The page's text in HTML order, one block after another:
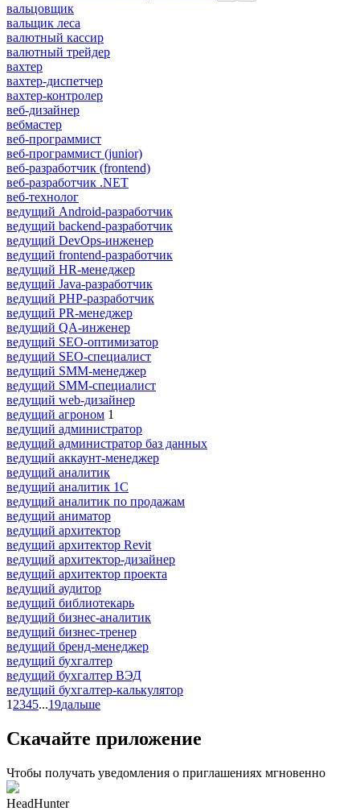
вальцовщик
вальщик леса
валютный кассир
валютный трейдер
вахтер
вахтер-диспетчер
вахтер-контролер
веб-дизайнер
вебмастер
веб-программист
веб-программист (junior)
веб-разработчик (frontend)
веб-разработчик .NET
веб-технолог
ведущий Android-разработчик
ведущий backend-разработчик
ведущий DevOps-инженер
ведущий frontend-разработчик
ведущий HR-менеджер
ведущий Java-разработчик
ведущий PHP-разработчик
ведущий PR-менеджер
ведущий QA-инженер
ведущий SEO-оптимизатор
ведущий SEO-специалист
ведущий SMM-менеджер
ведущий SMM-специалист
ведущий web-дизайнер
ведущий агроном 1
ведущий администратор
ведущий администратор баз данных
ведущий аккаунт-менеджер
ведущий аналитик
ведущий аналитик 1С
ведущий аналитик по продажам
ведущий аниматор
ведущий архитектор
ведущий архитектор Revit
ведущий архитектор-дизайнер
ведущий архитектор проекта
ведущий аудитор
ведущий библиотекарь
ведущий бизнес-аналитик
ведущий бизнес-тренер
ведущий бренд-менеджер
ведущий бухгалтер
ведущий бухгалтер ВЭД
ведущий бухгалтер-калькулятор
1 2345...19дальше
Скачайте приложение
Чтобы получать уведомления о приглашениях мгновенно
HeadHunter